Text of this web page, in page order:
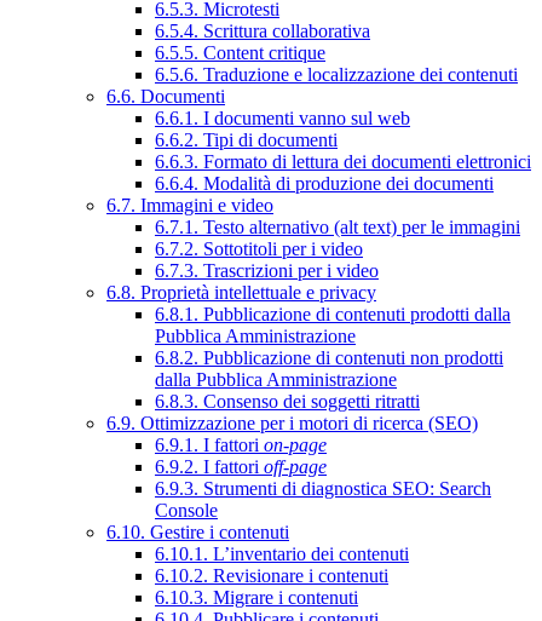
6.5.3. Microtesti
6.5.4. Scrittura collaborativa
6.5.5. Content critique
6.5.6. Traduzione e localizzazione dei contenuti
6.6. Documenti
6.6.1. I documenti vanno sul web
6.6.2. Tipi di documenti
6.6.3. Formato di lettura dei documenti elettronici
6.6.4. Modalità di produzione dei documenti
6.7. Immagini e video
6.7.1. Testo alternativo (alt text) per le immagini
6.7.2. Sottotitoli per i video
6.7.3. Trascrizioni per i video
6.8. Proprietà intellettuale e privacy
6.8.1. Pubblicazione di contenuti prodotti dalla
Pubblica Amministrazione
6.8.2. Pubblicazione di contenuti non prodotti
dalla Pubblica Amministrazione
6.8.3. Consenso dei soggetti ritratti
6.9. Ottimizzazione per i motori di ricerca (SEO)
6.9.1. I fattori on-page
6.9.2. I fattori off-page
6.9.3. Strumenti di diagnostica SEO: Search
Console
6.10. Gestire i contenuti
6.10.1. L’inventario dei contenuti
6.10.2. Revisionare i contenuti
6.10.3. Migrare i contenuti